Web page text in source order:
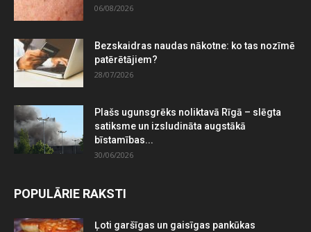
06/08/2026
Bezskaidras naudas nākotne: ko tas nozīmē
patērētājiem?
28/07/2026
Plašs ugunsgrēks noliktavā Rīgā – slēgta
satiksme un izsludināta augstākā
bīstamības...
30/06/2026
POPULĀRIE RAKSTI
Ļoti garšīgas un gaisīgas pankūkas